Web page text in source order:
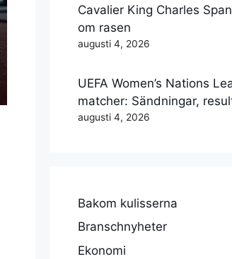
Cavalier King Charles
om rasen
augusti 4, 2026
UEFA Women’s Nations
matcher: Sändningar,
augusti 4, 2026
Bakom kulisserna
Branschnyheter
Ekonomi